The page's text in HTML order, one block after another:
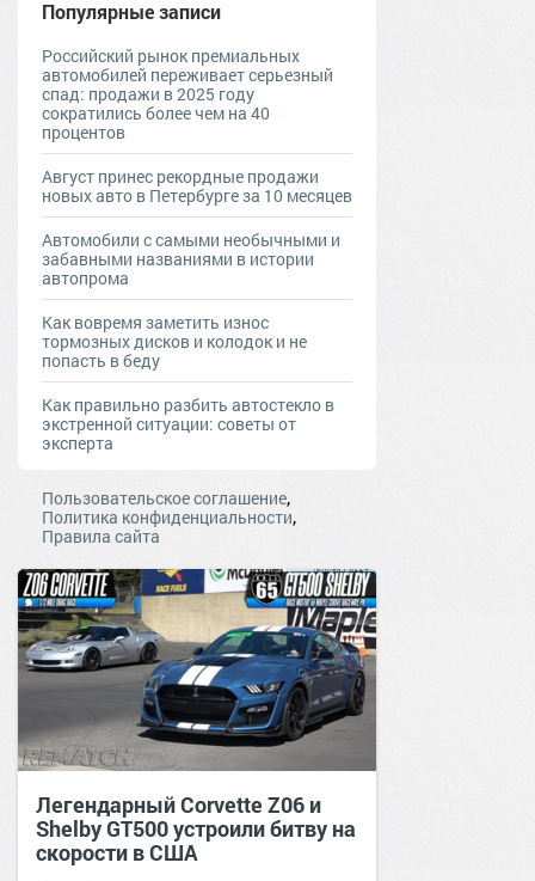
Популярные записи
Российский рынок премиальных
автомобилей переживает серьезный
спад: продажи в 2025 году
сократились более чем на 40
процентов
Август принес рекордные продажи
новых авто в Петербурге за 10 месяцев
Автомобили с самыми необычными и
забавными названиями в истории
автопрома
Как вовремя заметить износ
тормозных дисков и колодок и не
попасть в беду
Как правильно разбить автостекло в
экстренной ситуации: советы от
эксперта
Пользовательское соглашение,
Политика конфиденциальности,
Правила сайта
Легендарный Corvette Z06 и
Shelby GT500 устроили битву на
скорости в США